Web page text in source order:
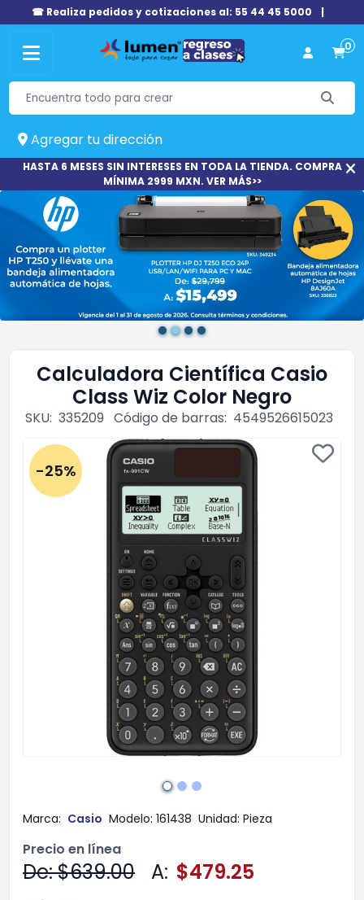
☎ Realiza pedidos y cotizaciones al: 55 44 45 5000 |
0
Agregar tu dirección
HASTA 6 MESES SIN INTERESES EN TODA LA TIENDA. COMPRA
MÍNIMA 2999 MXN. VER MÁS>>
Calculadora Científica Casio
Class Wiz Color Negro
SKU: 335209 Código de barras: 4549526615023
-25%
Marca: Casio Modelo: 161438 Unidad: Pieza
Precio en línea
De: $639.00 A: $479.25